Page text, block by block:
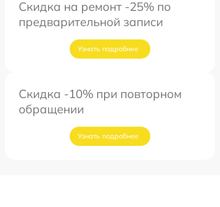
Скидка на ремонт -25% по
предварительной записи
Узнать подробнее
Скидка -10% при повторном
обращении
Узнать подробнее